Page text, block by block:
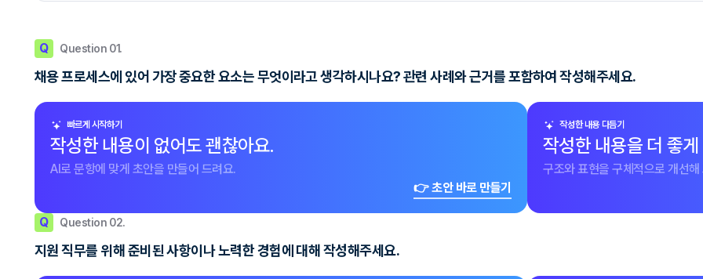
Q Question 01.
채용 프로세스에 있어 가장 중요한 요소는 무엇이라고 생각하시나요? 관련 사례와 근거를 포함하여 작성해주세요.
빠르게 시작하기
작성한 내용이 없어도 괜찮아요.
AI로 문항에 맞게 초안을 만들어 드려요.
👉 초안 바로 만들기
작성한 내용 다듬기
작성한 내용을 더 좋
구조와 표현을 구체적으로 개선해
Q Question 02.
지원 직무를 위해 준비된 사항이나 노력한 경험에 대해 작성해주세요.